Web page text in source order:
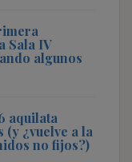
Sala IV
algunos
aquilata
¿vuelve a la
no fijos?)